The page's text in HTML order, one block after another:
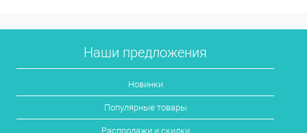
Наши предложения
Новинки
Популярные товары
Распродажи и скидки